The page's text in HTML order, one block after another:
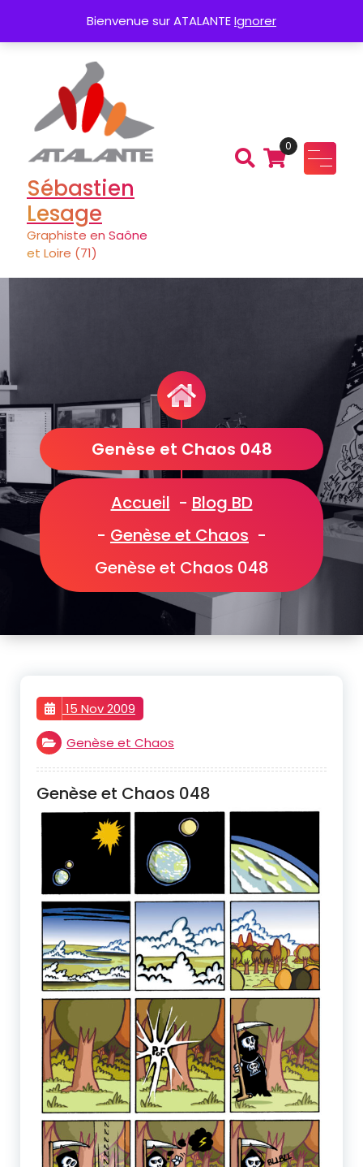
Bienvenue sur ATALANTEIgnorer
contenu
Création de Logo Charte graphique
Sébastien
Lesage
Graphiste en Saône
et Loire (71)
0
Genèse et Chaos 048
Accueil - Blog BD
- Genèse et Chaos -
Genèse et Chaos 048
15 Nov 2009
Genèse et Chaos
Genèse et Chaos 048